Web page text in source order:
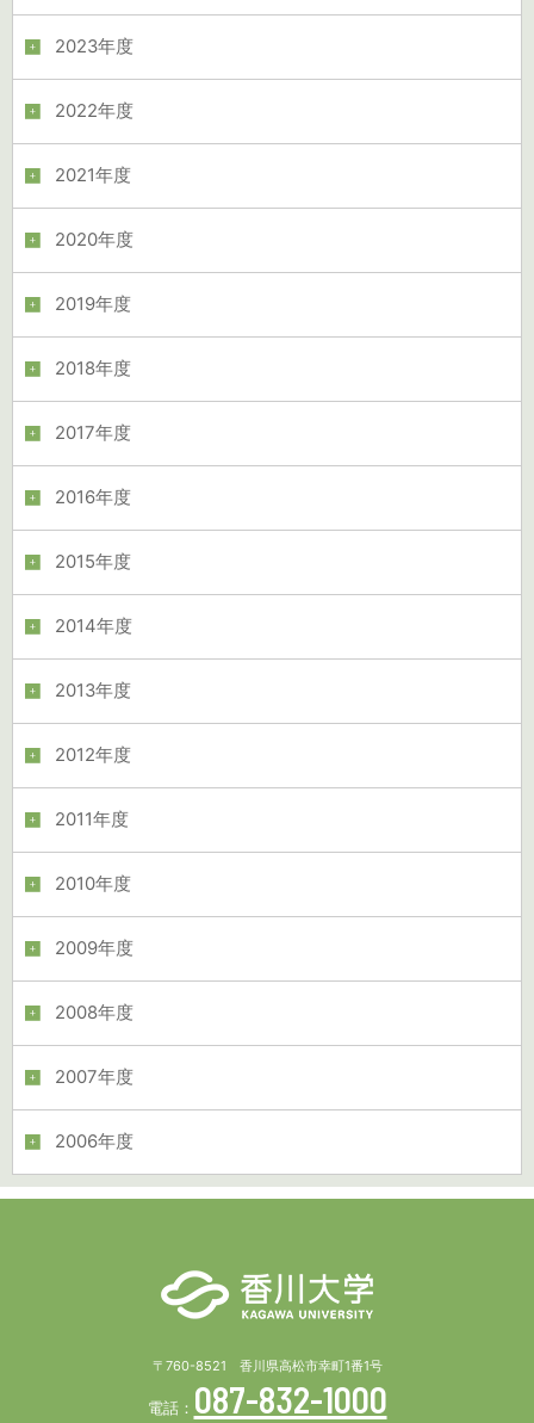
2023年度
2022年度
2021年度
2020年度
2019年度
2018年度
2017年度
2016年度
2015年度
2014年度
2013年度
2012年度
2011年度
2010年度
2009年度
2008年度
2007年度
2006年度
〒760-8521 香川県高松市幸町1番1号
電話： 087-832-1000